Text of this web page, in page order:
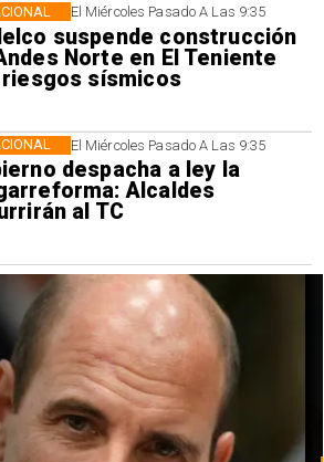
El Miércoles Pasado A Las 9:35
suspende construcción
Norte en El Teniente
sísmicos
El Miércoles Pasado A Las 9:35
despacha a ley la
Alcaldes
al TC